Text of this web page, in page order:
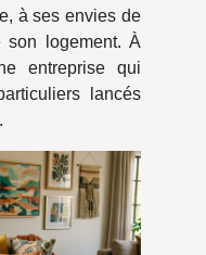
à ses envies de
son logement. À
entreprise qui
lancés